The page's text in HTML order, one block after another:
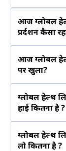
आज ग्लोबल
प्रर्दशन कैसा
आज ग्लोबल
पर खुला?
ग्लोबल हेल्थ
हाई कितना है ?
ग्लोबल हेल्थ
लो कितना है ?